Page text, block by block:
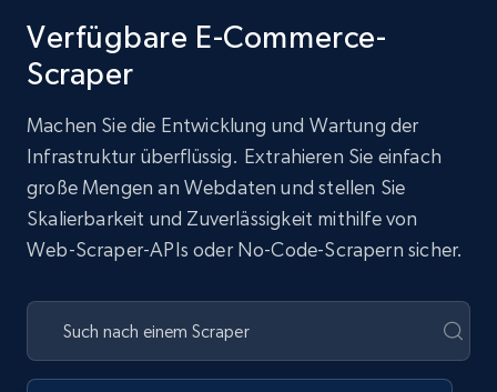
Verfügbare E-Commerce-
Scraper
Machen Sie die Entwicklung und Wartung der
Infrastruktur überflüssig. Extrahieren Sie einfach
große Mengen an Webdaten und stellen Sie
Skalierbarkeit und Zuverlässigkeit mithilfe von
Web-Scraper-APIs oder No-Code-Scrapern sicher.